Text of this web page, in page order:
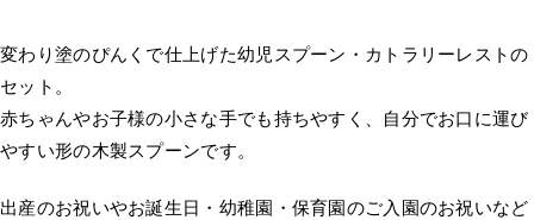
変わり塗のぴんくで仕上げた幼児スプーン・カトラリーレストの
セット。
赤ちゃんやお子様の小さな手でも持ちやすく、自分でお口に運び
やすい形の木製スプーンです。
出産のお祝いやお誕生日・幼稚園・保育園のご入園のお祝いなど